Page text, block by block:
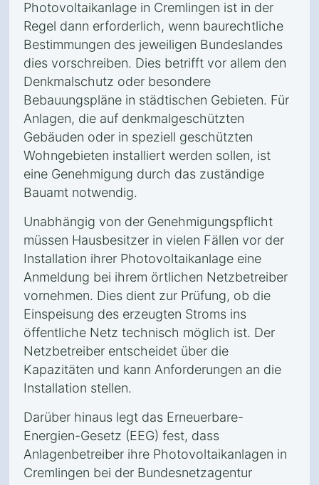
Photovoltaikanlage in Cremlingen ist in der
Regel dann erforderlich, wenn baurechtliche
Bestimmungen des jeweiligen Bundeslandes
dies vorschreiben. Dies betrifft vor allem den
Denkmalschutz oder besondere
Bebauungspläne in städtischen Gebieten. Für
Anlagen, die auf denkmalgeschützten
Gebäuden oder in speziell geschützten
Wohngebieten installiert werden sollen, ist
eine Genehmigung durch das zuständige
Bauamt notwendig.
Unabhängig von der Genehmigungspflicht
müssen Hausbesitzer in vielen Fällen vor der
Installation ihrer Photovoltaikanlage eine
Anmeldung bei ihrem örtlichen Netzbetreiber
vornehmen. Dies dient zur Prüfung, ob die
Einspeisung des erzeugten Stroms ins
öffentliche Netz technisch möglich ist. Der
Netzbetreiber entscheidet über die
Kapazitäten und kann Anforderungen an die
Installation stellen.
Darüber hinaus legt das Erneuerbare-
Energien-Gesetz (EEG) fest, dass
Anlagenbetreiber ihre Photovoltaikanlagen in
Cremlingen bei der Bundesnetzagentur